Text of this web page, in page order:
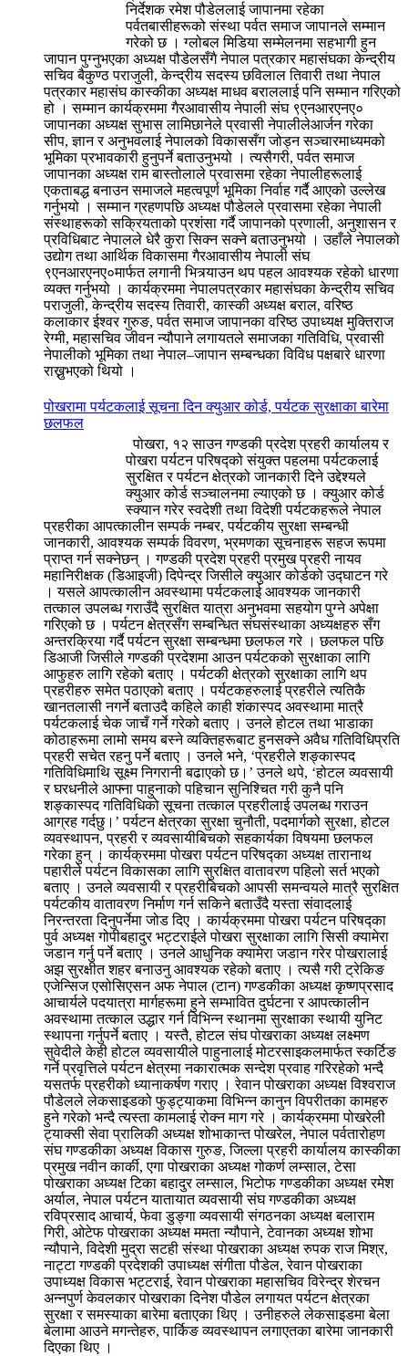
निर्देशक रमेश पौडेललाई जापानमा रहेका
पर्वतबासीहरूको संस्था पर्वत समाज जापानले सम्मान
गरेको छ । ग्लोबल मिडिया सम्मेलनमा सहभागी हुन
जापान पुग्नुभएका अध्यक्ष पौडेलसँगै नेपाल पत्रकार महासंघका केन्द्रीय
सचिव बैकुण्ठ पराजुली, केन्द्रीय सदस्य छविलाल तिवारी तथा नेपाल
पत्रकार महासंघ कास्कीका अध्यक्ष माधव बराललाई पनि सम्मान गरिएको
हो । सम्मान कार्यक्रममा गैरआवासीय नेपाली संघ ९एनआरएनए०
जापानका अध्यक्ष सुभास लामिछानेले प्रवासी नेपालीलेआर्जन गरेका
सीप, ज्ञान र अनुभवलाई नेपालको विकाससँग जोड्न सञ्चारमाध्यमको
भूमिका प्रभावकारी हुनुपर्ने बताउनुभयो । त्यसैगरी, पर्वत समाज
जापानका अध्यक्ष राम बास्तोलाले प्रवासमा रहेका नेपालीहरूलाई
एकताबद्ध बनाउन समाजले महत्वपूर्ण भूमिका निर्वाह गर्दै आएको उल्लेख
गर्नुभयो । सम्मान ग्रहणपछि अध्यक्ष पौडेलले प्रवासमा रहेका नेपाली
संस्थाहरूको सक्रियताको प्रशंसा गर्दै जापानको प्रणाली, अनुशासन र
प्रविधिबाट नेपालले धेरै कुरा सिक्न सक्ने बताउनुभयो । उहाँले नेपालको
उद्योग तथा आर्थिक विकासमा गैरआवासीय नेपाली संघ
९एनआरएनए०मार्फत लगानी भित्र्याउन थप पहल आवश्यक रहेको धारणा
व्यक्त गर्नुभयो । कार्यक्रममा नेपालपत्रकार महासंघका केन्द्रीय सचिव
पराजुली, केन्द्रीय सदस्य तिवारी, कास्की अध्यक्ष बराल, वरिष्ठ
कलाकार ईश्वर गुरुङ, पर्वत समाज जापानका वरिष्ठ उपाध्यक्ष मुक्तिराज
रेग्मी, महासचिव जीवन न्यौपाने लगायतले समाजका गतिविधि, प्रवासी
नेपालीको भूमिका तथा नेपाल–जापान सम्बन्धका विविध पक्षबारे धारणा
राख्नुभएको थियो ।
पोखरामा पर्यटकलाई सूचना दिन क्युआर कोर्ड, पर्यटक सुरक्षाका बारेमा
छलफल
पोखरा, १२ साउन गण्डकी प्रदेश प्रहरी कार्यालय र
पोखरा पर्यटन परिषद्को संयुक्त पहलमा पर्यटकलाई
सुरक्षित र पर्यटन क्षेत्रको जानकारी दिने उद्देश्यले
क्युआर कोर्ड सञ्चालनमा ल्याएको छ । क्युआर कोर्ड
स्क्यान गरेर स्वदेशी तथा विदेशी पर्यटकहरूले नेपाल
प्रहरीका आपत्कालीन सम्पर्क नम्बर, पर्यटकीय सुरक्षा सम्बन्धी
जानकारी, आवश्यक सम्पर्क विवरण, भ्रमणका सूचनाहरू सहज रूपमा
प्राप्त गर्न सक्नेछन् । गण्डकी प्रदेश प्रहरी प्रमुख प्रहरी नायव
महानिरीक्षक (डिआइजी) दिपेन्द्र जिसीले क्युआर कोर्डको उद्घाटन गरे
। यसले आपत्कालीन अवस्थामा पर्यटकलाई आवश्यक जानकारी
तत्काल उपलब्ध गराउँदै सुरक्षित यात्रा अनुभवमा सहयोग पुग्ने अपेक्षा
गरिएको छ । पर्यटन क्षेत्रसँग सम्बन्धित संघसंस्थाका अध्यक्षहरु सँग
अन्तरक्रिया गर्दै पर्यटन सुरक्षा सम्बन्धमा छलफल गरे । छलफल पछि
डिआजी जिसीले गण्डकी प्रदेशमा आउन पर्यटकको सुरक्षाका लागि
आफुहरु लागि रहेको बताए । पर्यटकी क्षेत्रको सुरक्षाका लागि थप
प्रहरीहरु समेत पठाएको बताए । पर्यटकहरुलाई प्रहरीले त्यतिकै
खानतलासी नगर्ने बताउदै कहिले काही शंकास्पद अवस्थामा मात्रै
पर्यटकलाई चेक जाचँ गर्ने गरेको बताए । उनले होटल तथा भाडाका
कोठाहरूमा लामो समय बस्ने व्यक्तिहरूबाट हुनसक्ने अवैध गतिविधिप्रति
प्रहरी सचेत रहनु पर्ने बताए । उनले भने, ‘प्रहरीले शङ्कास्पद
गतिविधिमाथि सूक्ष्म निगरानी बढाएको छ।’ उनले थपे, ‘होटल व्यवसायी
र घरधनीले आफ्ना पाहुनाको पहिचान सुनिश्चित गरी कुनै पनि
शङ्कास्पद गतिविधिको सूचना तत्काल प्रहरीलाई उपलब्ध गराउन
आग्रह गर्दछु।’ पर्यटन क्षेत्रका सुरक्षा चुनौती, पदमार्गको सुरक्षा, होटल
व्यवस्थापन, प्रहरी र व्यवसायीबिचको सहकार्यका विषयमा छलफल
गरेका हुन् । कार्यक्रममा पोखरा पर्यटन परिषद्का अध्यक्ष तारानाथ
पहारीले पर्यटन विकासका लागि सुरक्षित वातावरण पहिलो सर्त भएको
बताए । उनले व्यवसायी र प्रहरीबिचको आपसी समन्वयले मात्रै सुरक्षित
पर्यटकीय वातावरण निर्माण गर्न सकिने बताउँदै यस्ता संवादलाई
निरन्तरता दिनुपर्नेमा जोड दिए । कार्यक्रममा पोखरा पर्यटन परिषद्का
पुर्व अध्यक्ष गोपीबहादुर भट्टराईले पोखरा सुरक्षाका लागि सिसी क्यामेरा
जडान गर्नु पर्ने बताए । उनले आधुनिक क्यामेरा जडान गरेर पोखरालाई
अझ सुरक्षीत शहर बनाउनु आवश्यक रहेको बताए । त्यसै गरी ट्रेकिङ
एजेन्सिज एसोसिएसन अफ नेपाल (टान) गण्डकीका अध्यक्ष कृष्णप्रसाद
आचार्यले पदयात्रा मार्गहरूमा हुने सम्भावित दुर्घटना र आपत्कालीन
अवस्थामा तत्काल उद्धार गर्न विभिन्न स्थानमा सुरक्षाका स्थायी युनिट
स्थापना गर्नुपर्ने बताए । यस्तै, होटल संघ पोखराका अध्यक्ष लक्ष्मण
सुवेदीले केही होटल व्यवसायीले पाहुनालाई मोटरसाइकलमार्फत स्कर्टिङ
गर्ने प्रवृत्तिले पर्यटन क्षेत्रमा नकारात्मक सन्देश प्रवाह गरिरहेको भन्दै
यसतर्फ प्रहरीको ध्यानाकर्षण गराए । रेवान पोखराका अध्यक्ष विश्वराज
पौडेलले लेकसाइडको फुड्ट्याकमा विभिन्न कानुन विपरीतका कामहरु
हुने गरेको भन्दै त्यस्ता कामलाई रोक्न माग गरे । कार्यक्रममा पोखरेली
ट्याक्सी सेवा प्रालिकी अध्यक्ष शोभाकान्त पोखरेल, नेपाल पर्वतारोहण
संघ गण्डकीका अध्यक्ष विकास गुरुङ, जिल्ला प्रहरी कार्यालय कास्कीका
प्रमुख नवीन कार्की, एगा पोखराका अध्यक्ष गोकर्ण लम्साल, टेसा
पोखराका अध्यक्ष टिका बहादुर लम्साल, भिटोफ गण्डकीका अध्यक्ष रमेश
अर्याल, नेपाल पर्यटन यातायात व्यवसायी संघ गण्डकीका अध्यक्ष
रविप्रसाद आचार्य, फेवा डुङ्गा व्यवसायी संगठनका अध्यक्ष बलाराम
गिरी, ओटेफ पोखराका अध्यक्ष ममता न्यौपाने, टेवानका अध्यक्ष शोभा
न्यौपाने, विदेशी मुद्रा सटही संस्था पोखराका अध्यक्ष रुपक राज मिश्र,
नाट्टा गण्डकी प्रदेशकी उपाध्यक्ष संगीता पौडेल, रेवान पोखराका
उपाध्यक्ष विकास भट्टराई, रेवान पोखराका महासचिव विरेन्द्र शेरचन
अन्नपुर्ण केवलकार पोखराका दिनेश पौडेल लगायत पर्यटन क्षेत्रका
सुरक्षा र समस्याका बारेमा बताएका थिए । उनीहरुले लेकसाइडमा बेला
बेलामा आउने मगन्तेहरु, पार्किङ व्यवस्थापन लगाएतका बारेमा जानकारी
दिएका थिए ।